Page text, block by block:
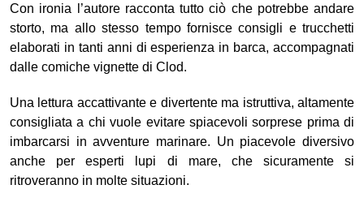
Con ironia l’autore racconta tutto ciò che potrebbe andare
storto, ma allo stesso tempo fornisce consigli e trucchetti
elaborati in tanti anni di esperienza in barca, accompagnati
dalle comiche vignette di Clod.
Una lettura accattivante e divertente ma istruttiva, altamente
consigliata a chi vuole evitare spiacevoli sorprese prima di
imbarcarsi in avventure marinare. Un piacevole diversivo
anche per esperti lupi di mare, che sicuramente si
ritroveranno in molte situazioni.